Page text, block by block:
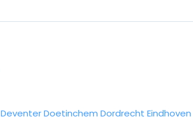
DeventerDoetinchem Dordrecht Eindhoven